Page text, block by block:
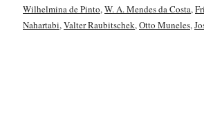
Wilhelmina de Pinto,W. A. Mendes da Costa,
Nahartabi,Valter Raubitschek,Otto Muneles,